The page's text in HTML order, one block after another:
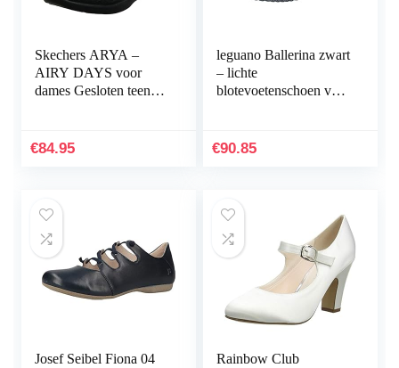
Skechers ARYA –
AIRY DAYS voor
dames Gesloten teen
€84.95
leguano Ballerina zwart
– lichte
blotevoetenschoen voor
€90.85
Josef Seibel Fiona 04
Rainbow Club